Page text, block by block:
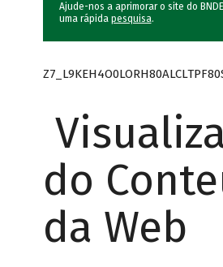
Ajude-nos a aprimorar o site do
uma rápida pesquisa.
do
da Web